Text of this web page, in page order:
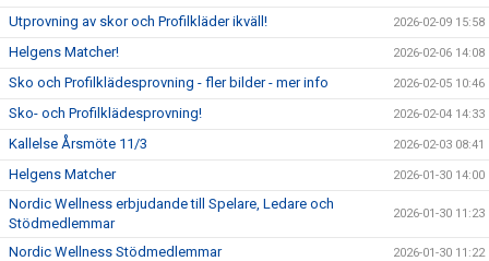
Utprovning av skor och Profilkläder ikväll! 2026-02-09 15:58
Helgens Matcher! 2026-02-06 14:08
Sko och Profilklädesprovning - fler bilder - mer info 2026-02-05 10:46
Sko- och Profilklädesprovning! 2026-02-04 14:33
Kallelse Årsmöte 11/3 2026-02-03 08:41
Helgens Matcher 2026-01-30 14:00
Nordic Wellness erbjudande till Spelare, Ledare och
Stödmedlemmar
2026-01-30 11:23
Nordic Wellness Stödmedlemmar 2026-01-30 11:22